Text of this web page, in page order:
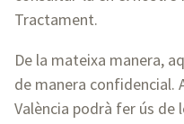
Tractament.
De la mateixa manera,
de manera confidencial.
València podrà fer ús de